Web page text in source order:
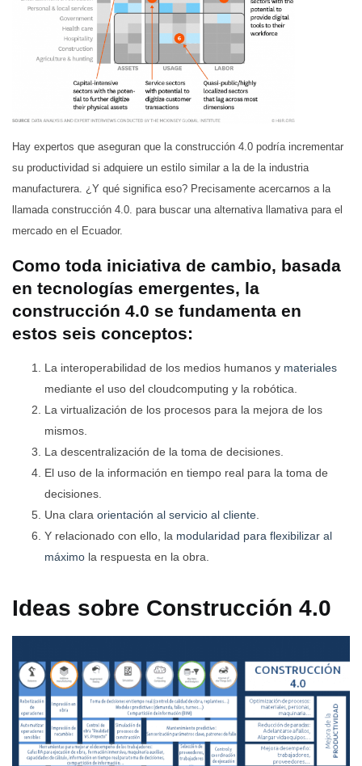
Hay expertos que aseguran que la construcción 4.0 podría incrementar
su productividad si adquiere un estilo similar a la de la industria
manufacturera. ¿Y qué significa eso? Precisamente acercarnos a la
llamada construcción 4.0. para buscar una alternativa llamativa para el
mercado en el Ecuador.
Como toda iniciativa de cambio, basada
en tecnologías emergentes, la
construcción 4.0 se fundamenta en
estos seis conceptos:
La interoperabilidad de los medios humanos y materiales
mediante el uso del cloudcomputing y la robótica.
La virtualización de los procesos para la mejora de los
mismos.
La descentralización de la toma de decisiones.
El uso de la información en tiempo real para la toma de
decisiones.
Una clara orientación al servicio al cliente
Y relacionado con ello, la modularidad para flexibilizar al
máximo la respuesta en la obra.
Ideas sobre Construcción 4.0